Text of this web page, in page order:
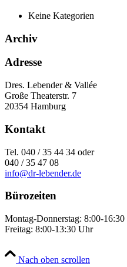
Keine Kategorien
Archiv
Adresse
Dres. Lebender & Vallée
Große Theaterstr. 7
20354 Hamburg
Kontakt
Tel. 040 / 35 44 34 oder
040 / 35 47 08
info@dr-lebender.de
Bürozeiten
Montag-Donnerstag: 8:00-
Freitag: 8:00-13:30 Uhr
Nach oben scrollen